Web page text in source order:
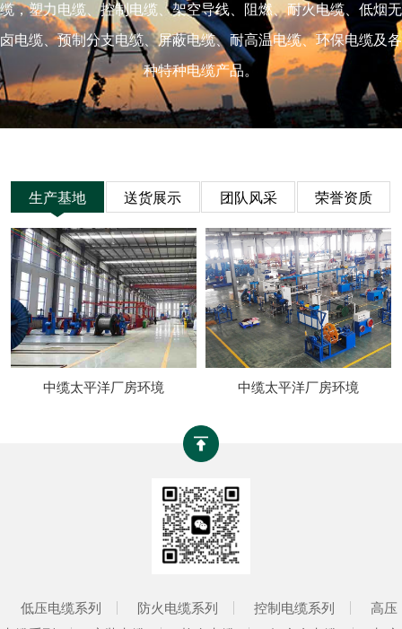
缆，塑力电缆、控制电缆、架空导线、阻燃、耐火电缆、低烟无
卤电缆、预制分支电缆、屏蔽电缆、耐高温电缆、环保电缆及各
种特种电缆产品。
生产基地 送货展示 团队风采 荣誉资质
中缆太平洋厂房环境 中缆太平洋厂房环境
低压电缆系列 防火电缆系列 控制电缆系列
高压